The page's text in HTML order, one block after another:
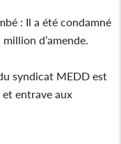
: Il a été condamné
d’amende.
syndicat MEDD est
entrave aux